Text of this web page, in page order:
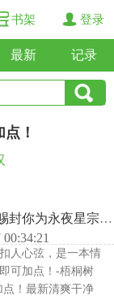
书架 登录
最新 记录
！
你为永夜星宗圣子？
人心弦，是一本情
可加点！-梧桐树
！最新清爽干净